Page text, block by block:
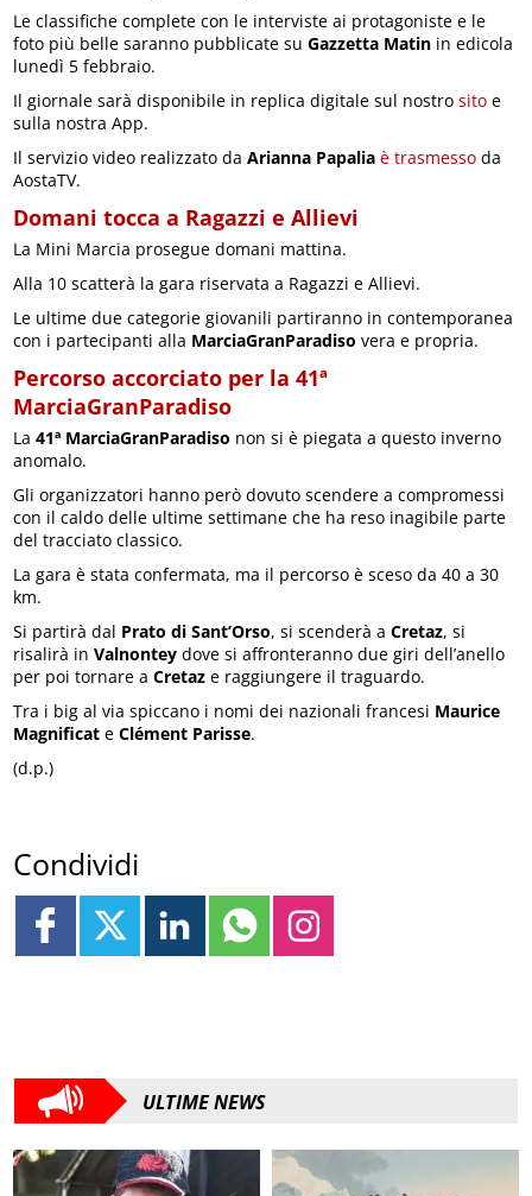
Le classifiche complete con le interviste ai protagoniste e le
foto più belle saranno pubblicate suGazzetta Matin in edicola
lunedì 5 febbraio.
Il giornale sarà disponibile in replica digitale sul nostrosito e
sulla nostra App.
Il servizio video realizzato daArianna Papalia è trasmesso da
AostaTV.
Domani tocca a Ragazzi e Allievi
La Mini Marcia prosegue domani mattina.
Alla 10 scatterà la gara riservata a Ragazzi e Allievi.
Le ultime due categorie giovanili partiranno in contemporanea
con i partecipanti alla MarciaGranParadiso vera e propria.
Percorso accorciato per la 41ª
MarciaGranParadiso
La41ª MarciaGranParadiso non si è piegata a questo inverno
anomalo.
Gli organizzatori hanno però dovuto scendere a compromessi
con il caldo delle ultime settimane che ha reso inagibile parte
del tracciato classico.
La gara è stata confermata, ma il percorso è sceso da 40 a 30
km.
Si partirà dal Prato di Sant’Orso, si scenderà aCretaz, si
risalirà inValnontey dove si affronteranno due giri dell’anello
per poi tornare aCretaz e raggiungere il traguardo.
Tra i big al via spiccano i nomi dei nazionali francesi Maurice
Magnificat eClément Parisse.
(d.p.)
Condividi
ULTIME NEWS